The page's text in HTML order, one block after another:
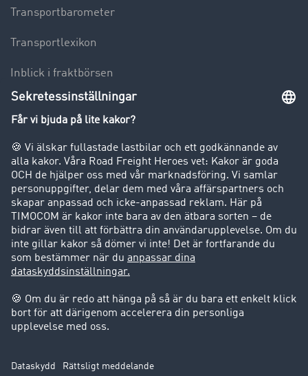
Transportbarometer
Transportlexikon
Inblick i fraktbörsen
Körförbud för lastbilar
Företag
Kunder värvar kunder
Success Stories
Support
Support
Juridiskt
Företagsinformation
Användarvillkor